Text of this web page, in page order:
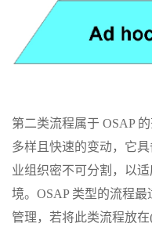
第二类流程属于 OSAP
多样且快速的变动，它
业组织密不可分割，以
境。OSAP 类型的流程
管理，若将此类流程放